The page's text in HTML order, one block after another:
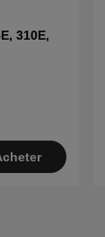
310E,